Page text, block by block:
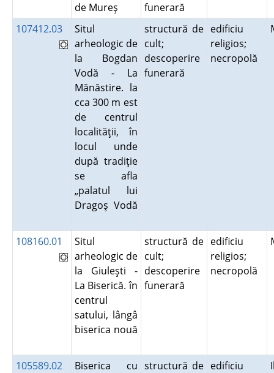
de Mureş
funerară
107412.03
Situl
arheologic de
la Bogdan
Vodă - La
Mănăstire. la
cca 300 m est
de centrul
localităţii, în
locul unde
după tradiţie
se afla
„palatul lui
Dragoş Vodă
structură de
cult;
descoperire
funerară
edificiu
religios;
necropolă
108160.01
Situl
arheologic de
la Giuleşti -
La Biserică. în
centrul
satului, lângâ
biserica nouă
structură de
cult;
descoperire
funerară
edificiu
religios;
necropolă
105589.02
Biserica cu structură de edificiu